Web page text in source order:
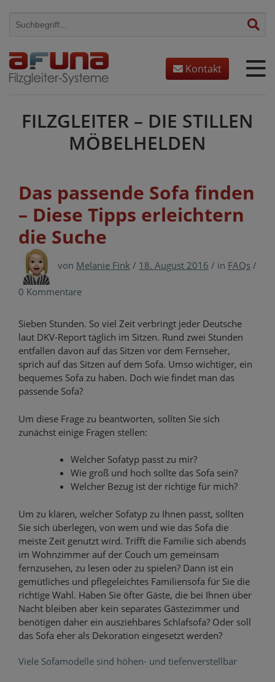
Skip
Kontakt
FILZGLEITER – DIE STILLEN
MÖBELHELDEN
Das passende Sofa finden
– Diese Tipps erleichtern
die Suche
von Melanie Fink / 18. August 2016 / in FAQs /
0 Kommentare
Sieben Stunden. So viel Zeit verbringt jeder Deutsche
laut DKV-Report täglich im Sitzen. Rund zwei Stunden
entfallen davon auf das Sitzen vor dem Fernseher,
sprich auf das Sitzen auf dem Sofa. Umso wichtiger, ein
bequemes Sofa zu haben. Doch wie findet man das
passende Sofa?
Um diese Frage zu beantworten, sollten Sie sich
zunächst einige Fragen stellen:
Welcher Sofatyp passt zu mir?
Wie groß und hoch sollte das Sofa sein?
Welcher Bezug ist der richtige für mich?
Um zu klären, welcher Sofatyp zu Ihnen passt, sollten
Sie sich überlegen, von wem und wie das Sofa die
meiste Zeit genutzt wird. Trifft die Familie sich abends
im Wohnzimmer auf der Couch um gemeinsam
fernzusehen, zu lesen oder zu spielen? Dann ist ein
gemütliches und pflegeleichtes Familiensofa für Sie die
richtige Wahl. Haben Sie öfter Gäste, die bei Ihnen über
Nacht bleiben aber kein separates Gästezimmer und
benötigen daher ein ausziehbares Schlafsofa? Oder soll
das Sofa eher als Dekoration eingesetzt werden?
Viele Sofamodelle sind höhen- und tiefenverstellbar